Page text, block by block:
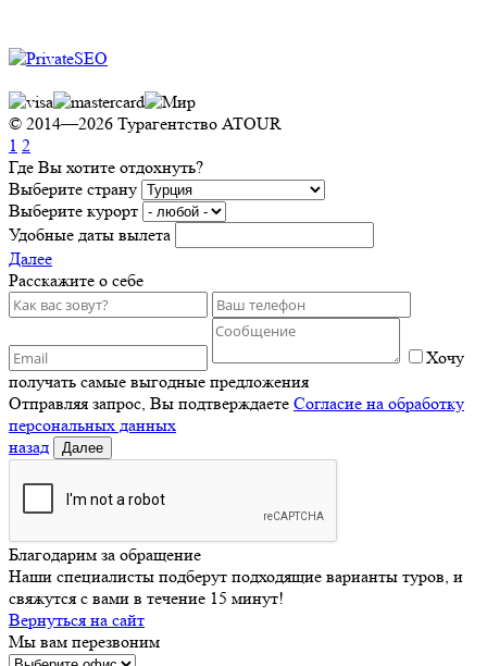
© 2014—2026 Турагентство ATOUR
1 2
Где Вы хотите отдохнуть?
Выберите страну
Выберите курорт
Удобные даты вылета
Далее
Расскажите о себе
Хочу
получать самые выгодные предложения
Отправляя запрос, Вы подтверждаете Согласие на обработку
персональных данных
назад
Далее
Благодарим за обращение
Наши специалисты подберут подходящие варианты туров, и
свяжутся с вами в течение 15 минут!
Вернуться на сайт
Мы вам перезвоним